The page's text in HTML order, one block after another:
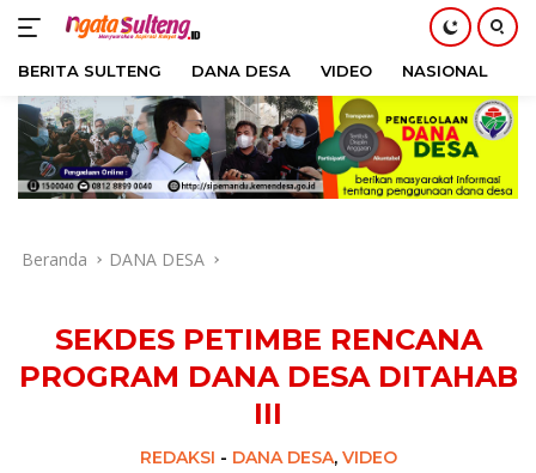
Langsung
konten
BERITA SULTENG DANA DESA VIDEO NASIONAL
Beranda DANA DESA
SEKDES PETIMBE RENCANA
PROGRAM DANA DESA DITAHAB
III
REDAKSI - DANA DESA, VIDEO